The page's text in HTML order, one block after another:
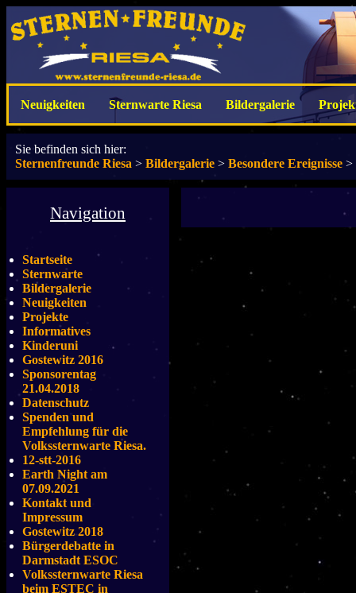
Neuigkeiten Sternwarte Riesa Bildergalerie
Sie befinden sich hier:
Sternenfreunde Riesa > Bildergalerie > Besondere Ereignisse >
Navigation
Startseite
Sternwarte
Bildergalerie
Neuigkeiten
Projekte
Informatives
Kinderuni
Gostewitz 2016
Sponsorentag
21.04.2018
Datenschutz
Spenden und
Empfehlung für die
Volkssternwarte Riesa.
12-stt-2016
Earth Night am
07.09.2021
Kontakt und
Impressum
Gostewitz 2018
Bürgerdebatte in
Darmstadt ESOC
Volkssternwarte Riesa
beim ESTEC in